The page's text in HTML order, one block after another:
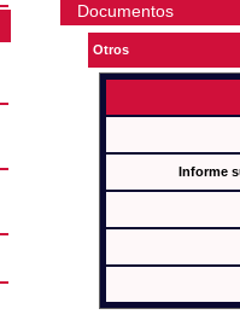
Documentos
Otros
Informe